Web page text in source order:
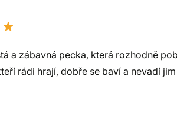
a zábavná pecka, která rozhodně
rádi hrají, dobře se baví a nevadí